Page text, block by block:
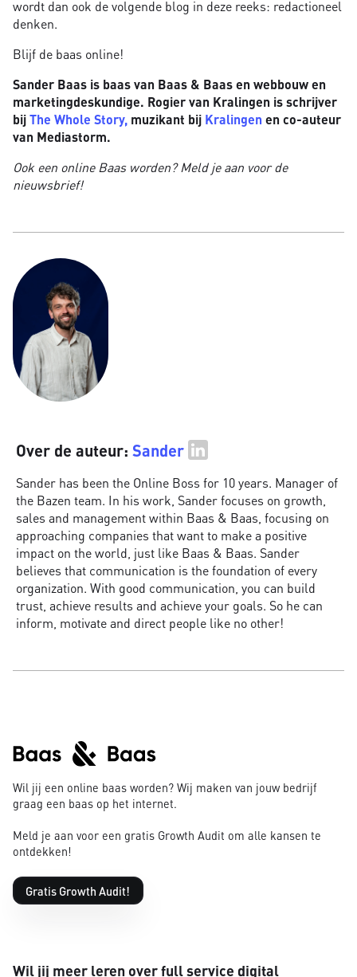
wordt dan ook de volgende blog in deze reeks: redactioneel
denken.
Blijf de baas online!
Sander Baas is baas van Baas & Baas en webbouw en
marketingdeskundige. Rogier van Kralingen is schrijver
bijThe Whole Story, muzikant bij Kralingen en co-auteur
van Mediastorm.
Ook een online Baas worden? Meld je aan voor de
nieuwsbrief!
Over de auteur: Sander
Sander has been the Online Boss for 10 years. Manager of
the Bazen team. In his work, Sander focuses on growth,
sales and management within Baas & Baas, focusing on
approaching companies that want to make a positive
impact on the world, just like Baas & Baas. Sander
believes that communication is the foundation of every
organization. With good communication, you can build
trust, achieve results and achieve your goals. So he can
inform, motivate and direct people like no other!
Wil jij een online baas worden? Wij maken van jouw bedrijf
graag een baas op het internet.
Meld je aan voor een gratis Growth Audit om alle kansen te
ontdekken!
Gratis Growth Audit!
Wil jij meer leren over full service digital